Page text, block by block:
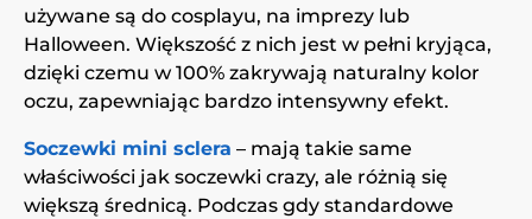
używane są do cosplayu, na imprezy lub
Halloween. Większość z nich jest w pełni kryjąca,
dzięki czemu w 100% zakrywają naturalny kolor
oczu, zapewniając bardzo intensywny efekt.
Soczewki mini sclera – mają takie same
właściwości jak soczewki crazy, ale różnią się
większą średnicą. Podczas gdy standardowe